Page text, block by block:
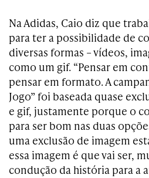
Na Adidas, Caio diz que
para ter a possibilidade de
diversas formas – vídeos,
como um gif. “Pensar em
pensar em formato. A
Jogo” foi baseada quase
e gif, justamente porque o
para ser bom nas duas
uma exclusão de imagem
essa imagem é que vai ser,
condução da história para a